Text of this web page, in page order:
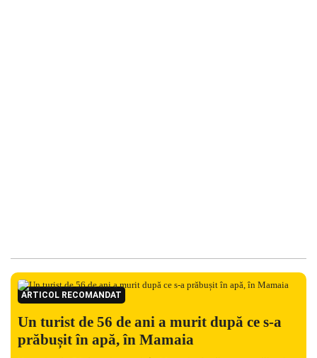
ARTICOL RECOMANDAT
Un turist de 56 de ani a murit după ce s-a
prăbușit în apă, în Mamaia